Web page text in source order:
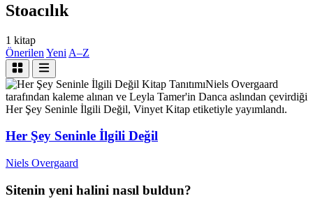
Stoacılık
1 kitap
Önerilen Yeni A–Z
Kitap TanıtımıNiels Overgaard
tarafından kaleme alınan ve Leyla Tamer'in Danca aslından çevirdiği
Her Şey Seninle İlgili Değil, Vinyet Kitap etiketiyle yayımlandı.
Her Şey Seninle İlgili Değil
Niels Overgaard
Sitenin yeni halini nasıl buldun?